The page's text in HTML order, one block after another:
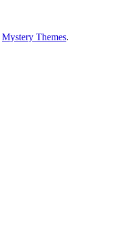
Mystery Themes.